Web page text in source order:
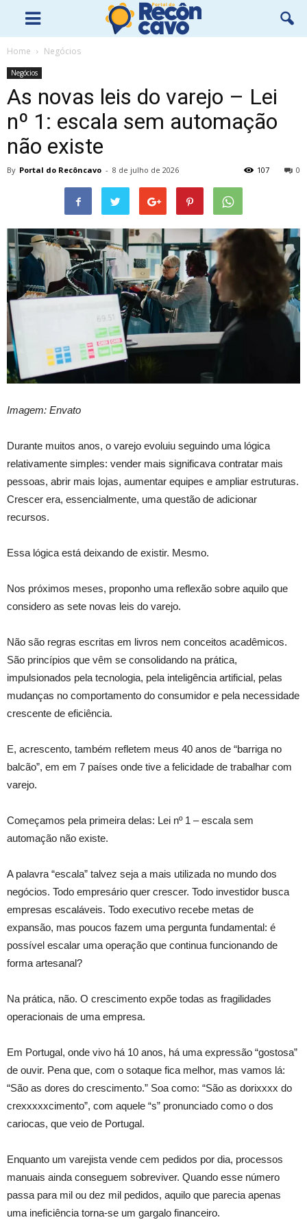
Home Negócios
Negócios
As novas leis do varejo – Lei
nº 1: escala sem automação
não existe
By Portal do Recôncavo - 8 de julho de 2026 0
107
Imagem: Envato
Durante muitos anos, o varejo evoluiu seguindo uma lógica
relativamente simples: vender mais significava contratar mais
pessoas, abrir mais lojas, aumentar equipes e ampliar estruturas.
Crescer era, essencialmente, uma questão de adicionar
recursos.
Essa lógica está deixando de existir. Mesmo.
Nos próximos meses, proponho uma reflexão sobre aquilo que
considero as sete novas leis do varejo.
Não são regras escritas em livros nem conceitos acadêmicos.
São princípios que vêm se consolidando na prática,
impulsionados pela tecnologia, pela inteligência artificial, pelas
mudanças no comportamento do consumidor e pela necessidade
crescente de eficiência.
E, acrescento, também refletem meus 40 anos de “barriga no
balcão”, em em 7 países onde tive a felicidade de trabalhar com
varejo.
Começamos pela primeira delas: Lei nº 1 – escala sem
automação não existe.
A palavra “escala” talvez seja a mais utilizada no mundo dos
negócios. Todo empresário quer crescer. Todo investidor busca
empresas escaláveis. Todo executivo recebe metas de
expansão, mas poucos fazem uma pergunta fundamental: é
possível escalar uma operação que continua funcionando de
forma artesanal?
Na prática, não. O crescimento expõe todas as fragilidades
operacionais de uma empresa.
Em Portugal, onde vivo há 10 anos, há uma expressão “gostosa”
de ouvir. Pena que, com o sotaque fica melhor, mas vamos lá:
“São as dores do crescimento.” Soa como: “São as dorixxxx do
crexxxxxcimento”, com aquele “s” pronunciado como o dos
cariocas, que veio de Portugal.
Enquanto um varejista vende cem pedidos por dia, processos
manuais ainda conseguem sobreviver. Quando esse número
passa para mil ou dez mil pedidos, aquilo que parecia apenas
uma ineficiência torna-se um gargalo financeiro.